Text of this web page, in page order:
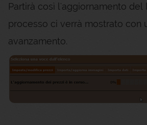
Partirà così l'aggiornamento del
processo ci verrà mostrato con
avanzamento.